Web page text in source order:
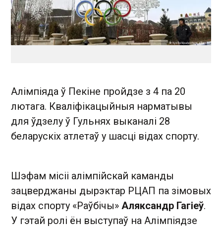
Алімпіяда ў Пекіне пройдзе з 4 па 20
лютага. Кваліфікацыйныя нарматывы
для ўдзелу ў Гульнях выканалі 28
беларускіх атлетаў у шасці відах спорту.
Шэфам місіі алімпійскай каманды
зацверджаны дырэктар РЦАП па зімовых
відах спорту «Раўбічы» Аляксандр Гагіеў.
У гэтай ролі ён выступаў на Алімпіядзе